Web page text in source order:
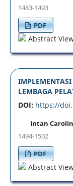
1483-1493
PDF
Abstract
LEMBAGA
DOI: https://
Intan
1494-1502
PDF
Abstract